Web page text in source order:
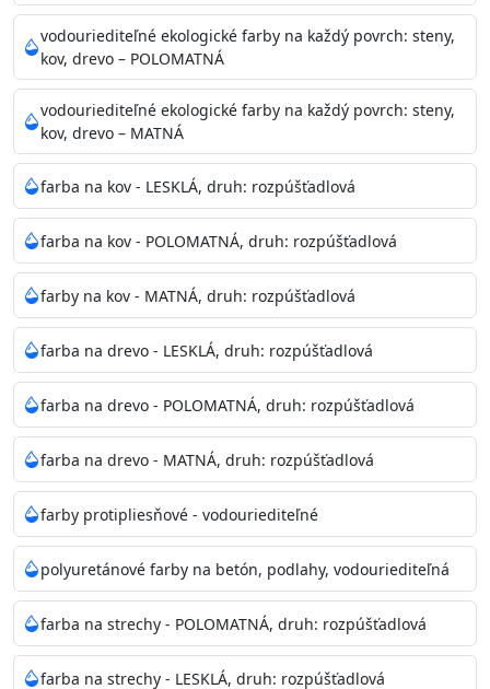
škôlky, telocvične, a samozrejme je
vhodná aj do bežných priestorov. Je plne umývateľná
(trieda 2 podľa EN 13300) pri
zachovaní priedušnosti vodných pár z natretých
povrchov. Má vynikajúcu kryciu schopnosť,
vysokú výdatnosť a výborný rozliv. Je možné ju tónovať v
bohatej škále odtieňov.
Odtieň: Biela + je možné tónovať podľa RAL, NCS,
Pantone
Informácie k aplikácií
Pred použitím farbu narieďte do 10% vodou podľa
spôsobu aplikácie. Dobre premiešajte a občas opakujte
aj počas náteru. Naneste jednu
vrstvu štetcom, valčekom alebo striekacou pištoľou
farba zasychá na dotyk po 30-60min./23°C po
dokonalom preschnutí minimálne 3-
4hod/23°C je možné aplikovať ďalšiu vrstvu náteru.
Doba schnutia je závislá na poveternostných
podmienkach s vyššou vlhkosťou a nižšou
teplotou sa doba schnutia predlžuje.
Neaplikujte pri teplote pod 5°C a nad teplotu 35°C alebo
vodouriediteľné ekologické farby na každý povrch: steny,
kov, drevo – POLOMATNÁ
vodouriediteľné ekologické farby na každý povrch: steny,
kov, drevo – MATNÁ
farba na kov - LESKLÁ, druh: rozpúšťadlová
farba na kov - POLOMATNÁ, druh: rozpúšťadlová
farby na kov - MATNÁ, druh: rozpúšťadlová
farba na drevo - LESKLÁ, druh: rozpúšťadlová
farba na drevo - POLOMATNÁ, druh: rozpúšťadlová
farba na drevo - MATNÁ, druh: rozpúšťadlová
farby protipliesňové - vodouriediteľné
polyuretánové farby na betón, podlahy, vodouriediteľná
farba na strechy - POLOMATNÁ, druh: rozpúšťadlová
farba na strechy - LESKLÁ, druh: rozpúšťadlová